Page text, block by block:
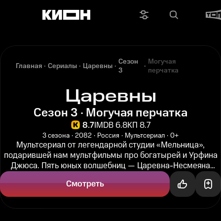
Главная Сериалы Царевны Сезон
3
Могучая
перчатка
Царевны
Сезон 3 · Могучая перчатка
8.7IMDB 6.8КП 8.7
3 сезона 2082 Россия Мультсериал 0+
Мультсериал от легендарной студии «Мельница»,
подарившей нам мультфильмы про богатырей и Урфина
Джюса. Пять юных волшебниц — Царевна-Несмеяна
Смотреть